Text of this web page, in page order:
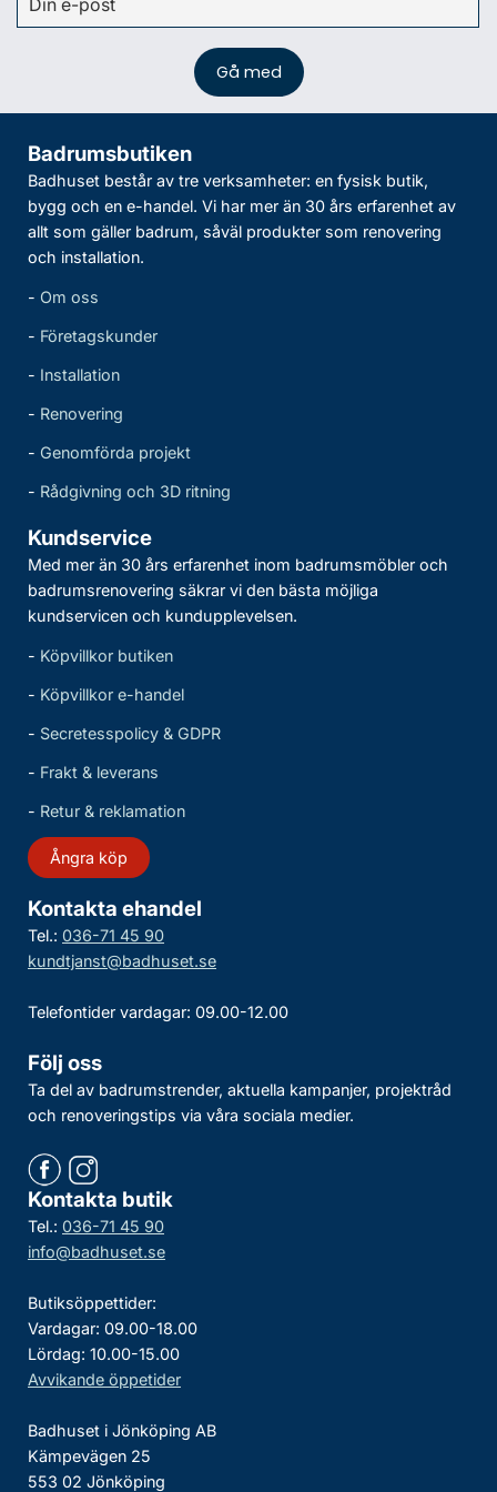
Badrumsbutiken
Badhuset består av tre verksamheter: en fysisk butik,
bygg och en e-handel. Vi har mer än 30 års erfarenhet av
allt som gäller badrum, såväl produkter som renovering
och installation.
- Om oss
- Företagskunder
- Installation
- Renovering
- Genomförda projekt
- Rådgivning och 3D ritning
Kundservice
Med mer än 30 års erfarenhet inom badrumsmöbler och
badrumsrenovering säkrar vi den bästa möjliga
kundservicen och kundupplevelsen.
- Köpvillkor butiken
- Köpvillkor e-handel
- Secretesspolicy & GDPR
- Frakt & leverans
- Retur & reklamation
Ångra köp
Kontakta ehandel
Tel.: 036-71 45 90
kundtjanst@badhuset.se
Telefontider vardagar: 09.00-12.00
Följ oss
Ta del av badrumstrender, aktuella kampanjer, projektråd
och renoveringstips via våra sociala medier.
Kontakta butik
Tel.: 036-71 45 90
info@badhuset.se
Butiksöppettider:
Vardagar: 09.00-18.00
Lördag: 10.00-15.00
Avvikande öppetider
Badhuset i Jönköping AB
Kämpevägen 25
553 02 Jönköping